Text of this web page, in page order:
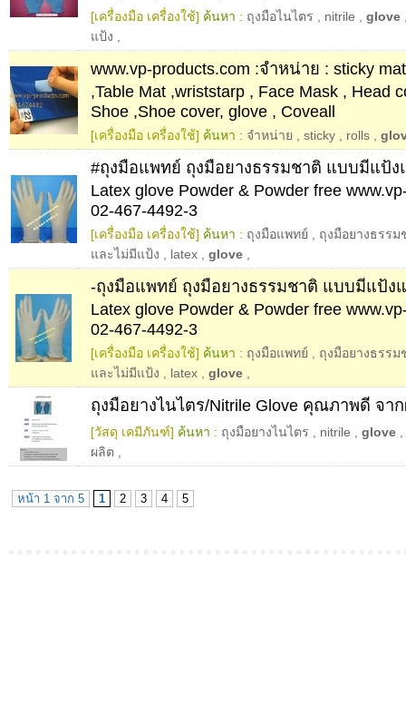
[เครื่องมือ เครื่องใช้] ค้นหา : ถุงมือไนไตร nitrile glove
แป้ง
www.vp-products.com :จำหน่าย : sticky
,Table Mat ,wriststarp , Face Mask , Head
Shoe ,Shoe cover, glove , Coveall
[เครื่องมือ เครื่องใช้] ค้นหา : จำหน่าย sticky rolls
#ถุงมือแพทย์ ถุงมือยางธรรมชาติ แบบมีแป้ง
Latex glove Powder & Powder free
02-467-4492-3
[เครื่องมือ เครื่องใช้] ค้นหา : ถุงมือแพทย์
ถุงมือยางธรรม
และไม่มีแป้ง
latex glove
-ถุงมือแพทย์ ถุงมือยางธรรมชาติ แบบมีแป้ง
Latex glove Powder & Powder free
02-467-4492-3
[เครื่องมือ เครื่องใช้] ค้นหา : ถุงมือแพทย์
ถุงมือยางธรรม
และไม่มีแป้ง
latex glove
ถุงมือยางไนไตร/Nitrile Glove คุณภาพดี จา
[วัสดุ เคมีภันฑ์] ค้นหา : ถุงมือยางไนไตร nitrile glove
ผลิต
หน้า 1 จาก 5 1 2 3 4 5